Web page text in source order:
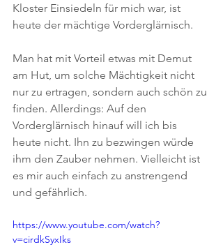
Kloster Einsiedeln für mich war, ist
heute der mächtige Vorderglärnisch.
Man hat mit Vorteil etwas mit Demut
am Hut, um solche Mächtigkeit nicht
nur zu ertragen, sondern auch schön zu
finden. Allerdings: Auf den
Vorderglärnisch hinauf will ich bis
heute nicht. Ihn zu bezwingen würde
ihm den Zauber nehmen. Vielleicht ist
es mir auch einfach zu anstrengend
und gefährlich.
https://www.youtube.com/watch?
v=cirdkSyxIks